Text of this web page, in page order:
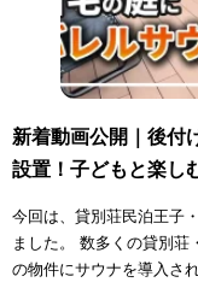
新着動画公開｜後付
設置！子どもと楽し
今回は、貸別荘民泊王子
ました。 数多くの貸別荘
の物件にサウナを導入され